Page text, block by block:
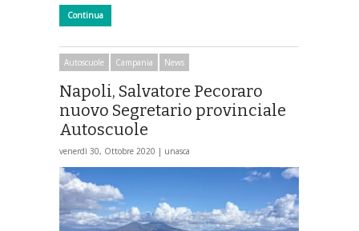
Continua
Autoscuole Campania News
Napoli, Salvatore Pecoraro
nuovo Segretario provinciale
Autoscuole
venerdì 30, Ottobre 2020 | unasca